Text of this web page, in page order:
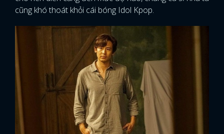
cũng khó thoát khỏi cái bóng Idol Kpop.